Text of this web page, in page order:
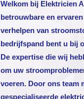
Welkom bij Elektricien
betrouwbare en
verhelpen van
bedrijfspand bent u bij
De expertise die wij
om uw
voeren. Door ons team
gespecialiseerde